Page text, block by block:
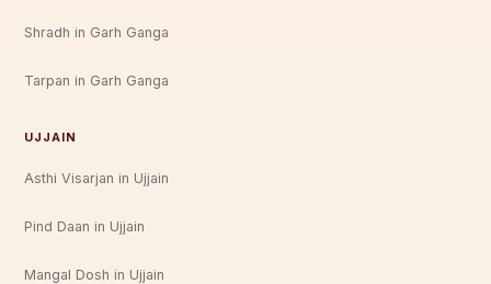
Shradh in Garh Ganga
Tarpan in Garh Ganga
UJJAIN
Asthi Visarjan in Ujjain
Pind Daan in Ujjain
Mangal Dosh in Ujjain